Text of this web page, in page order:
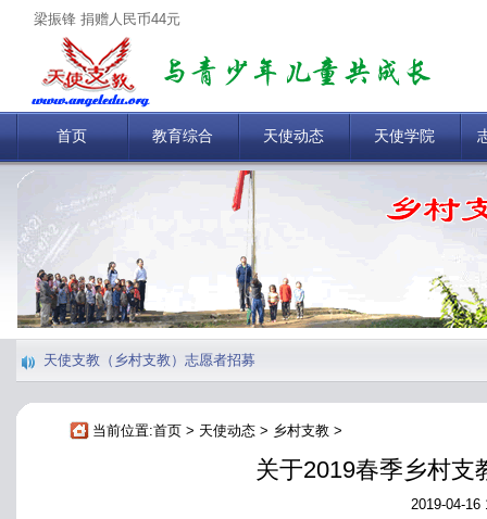
梁振锋 捐赠人民币44元
陈婧媛 捐赠人民币44元
金霞 捐赠人民币1000元
Martin 捐赠人民币200元
孙健 捐赠人民币44元
刘艳侠 捐赠人民币999.99元
朱英 捐赠人民币500元
施翌恒 捐赠人民币44元
庞升东 捐赠人民币50000元
于慧 捐赠人民币10元
首页 教育综合 天使动态 天使学院
天使支教（乡村支教）志愿者招募
当前位置:首页> 天使动态> 乡村支教>
关于2019春季乡村支
2019-04-